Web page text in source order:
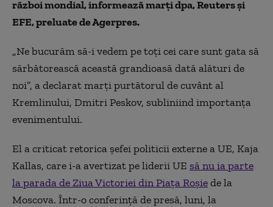
război mondial, informează marţi dpa, Reuters şi
EFE, preluate de Agerpres.
„Ne bucurăm să-i vedem pe toţi cei care sunt gata să
sărbătorească această grandioasă dată alături de
noi”, a declarat marţi purtătorul de cuvânt al
Kremlinului, Dmitri Peskov, subliniind importanţa
evenimentului.
El a criticat retorica şefei politicii externe a UE, Kaja
Kallas, care i-a avertizat pe liderii UE să nu ia parte
la parada de Ziua Victoriei din Piaţa Roşiede la
Moscova. Într-o conferinţă de presă, luni, la